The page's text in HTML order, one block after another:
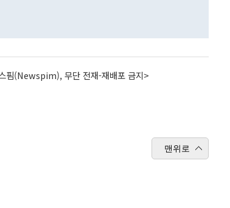
핌(Newspim), 무단 전재-재배포 금지>
맨위로